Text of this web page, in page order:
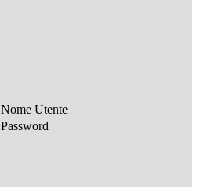
Nome Utente
Password